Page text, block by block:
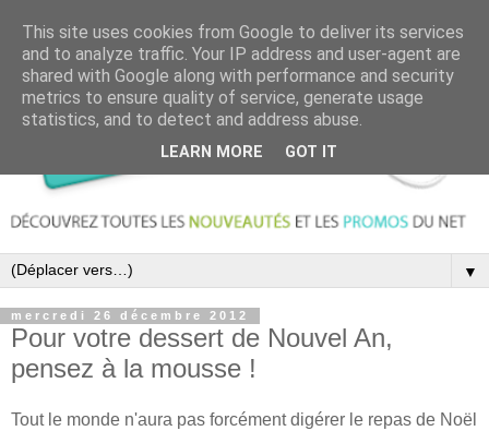
▼
mercredi 26 décembre 2012
Pour votre dessert de Nouvel An,
pensez à la mousse !
Tout le monde n'aura pas forcément digérer le repas de Noël
This site uses cookies from Google to deliver its services
and to analyze traffic. Your IP address and user-agent are
shared with Google along with performance and security
metrics to ensure quality of service, generate usage
statistics, and to detect and address abuse.
LEARN MORE GOT IT